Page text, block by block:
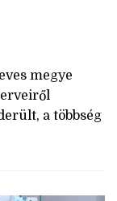
megye
a többség